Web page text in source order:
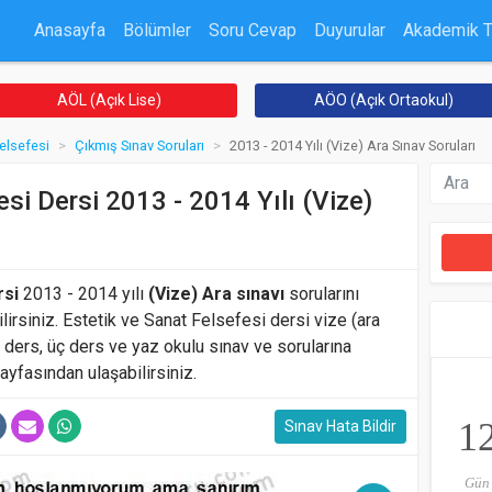
Anasayfa Bölümler Soru Cevap Duyurular Akademik
AÖL (Açık Lise) AÖO (Açık Ortaokul)
Çıkmış Sınav Soruları 2013 - 2014 Yılı (Vize) Ara Sınav Soruları
Dersi 2013 - 2014 Yılı (Vize)
2013 - 2014 yılı (Vize) Ara sınavı sorularını
Estetik ve Sanat Felsefesi dersi vize (ara
ders, üç ders ve yaz okulu sınav ve sorularına
ulaşabilirsiniz.
Sınav Hata Bildir
Gün